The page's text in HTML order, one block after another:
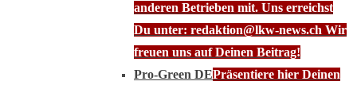
anderen Betrieben mit. Uns erreichst
Du unter: redaktion@lkw-news.ch Wir
freuen uns auf Deinen Beitrag!
Pro-Green DEPräsentiere hier Deinen